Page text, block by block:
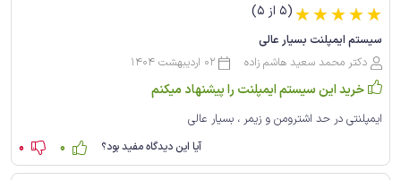
(5 از 5)☆☆☆☆☆
سیستم ایمپلنت بسیار عالی
دکتر محمد سعید هاشم زاده
02 اردیبهشت 1404
خرید این سیستم ایمپلنت را پیشنهاد میکنم
ایمپلنتی در حد اشترومن و زیمر ، بسیار عالی
آیا این دیدگاه مفید بود؟ 0
0